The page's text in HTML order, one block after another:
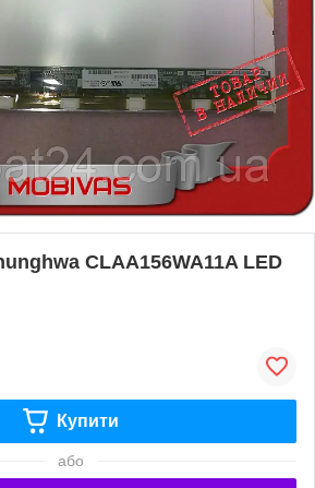
CLAA156WA11A LED
Купити
або